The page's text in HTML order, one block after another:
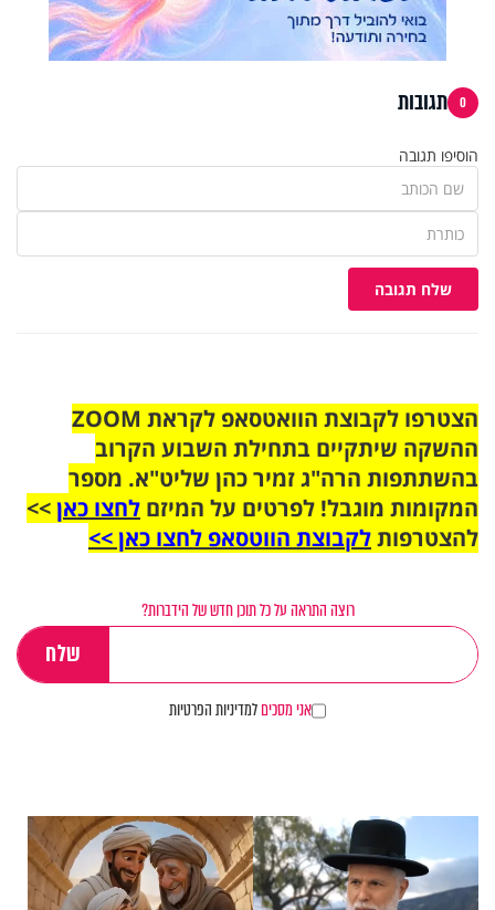
0 תגובות
הוסיפו תגובה
שלח תגובה
הצטרפו לקבוצת הוואטסאפ לקראת ZOOM
ההשקה שיתקיים בתחילת השבוע הקרוב
בהשתתפות הרה"ג זמיר כהן שליט"א. מספר
המקומות מוגבל! לפרטים על המיזם לחצו כאן>>
להצטרפותלקבוצת הווטסאפ לחצו כאן >>
רוצה התראה על כל תוכן חדש של הידברות?
אני מסכיםלמדיניות הפרטיות